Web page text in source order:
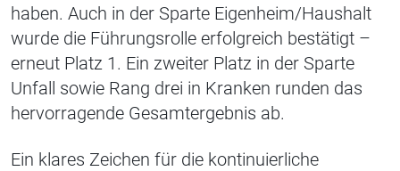
haben. Auch in der Sparte Eigenheim/Haushalt
wurde die Führungsrolle erfolgreich bestätigt –
erneut Platz 1. Ein zweiter Platz in der Sparte
Unfall sowie Rang drei in Kranken runden das
hervorragende Gesamtergebnis ab.
Ein klares Zeichen für die kontinuierliche